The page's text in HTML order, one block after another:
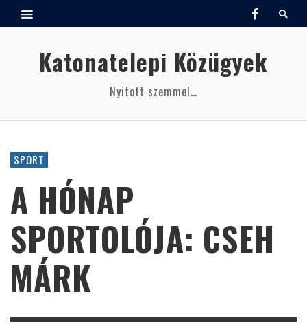
Katonatelepi Közügyek
Nyitott szemmel…
SPORT
A HÓNAP
SPORTOLÓJA: CSEH
MÁRK